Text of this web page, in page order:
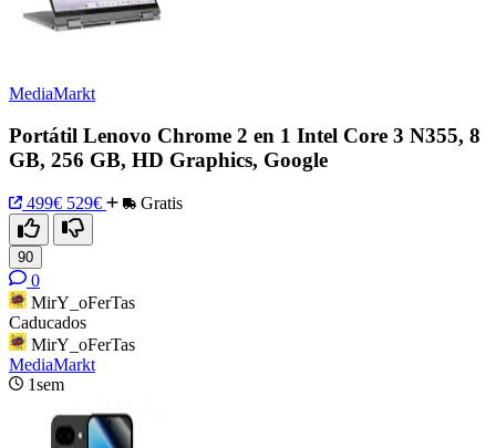
MediaMarkt
Portátil Lenovo Chrome 2 en 1 Intel Core 3 N355, 8
GB, 256 GB, HD Graphics, Google
499€ 529€ Gratis
90
0
MirY_oFerTas
Caducados
MirY_oFerTas
MediaMarkt
1sem